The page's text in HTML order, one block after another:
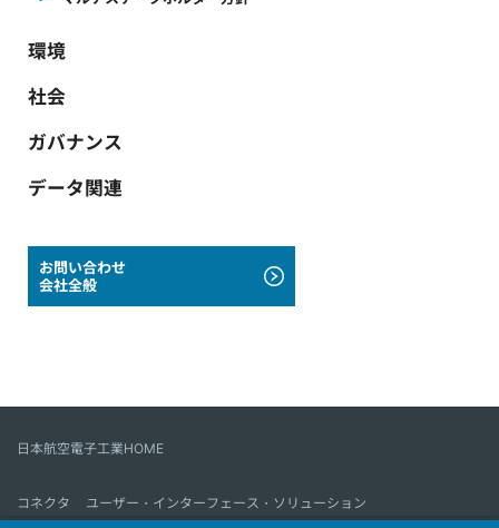
環境
社会
ガバナンス
データ関連
お問い合わせ
会社全般
日本航空電子工業HOME
コネクタ
ユーザー・インターフェース・ソリューション